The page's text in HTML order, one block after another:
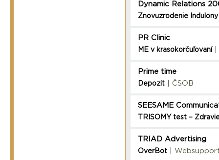
Dynamic Relations
Znovuzrodenie Indulony
PR Clinic
ME v krasokorčuľovaní
Prime time
Depozit | ČSOB
SEESAME
TRISOMY test –
TRIAD Advertising
OverBot |